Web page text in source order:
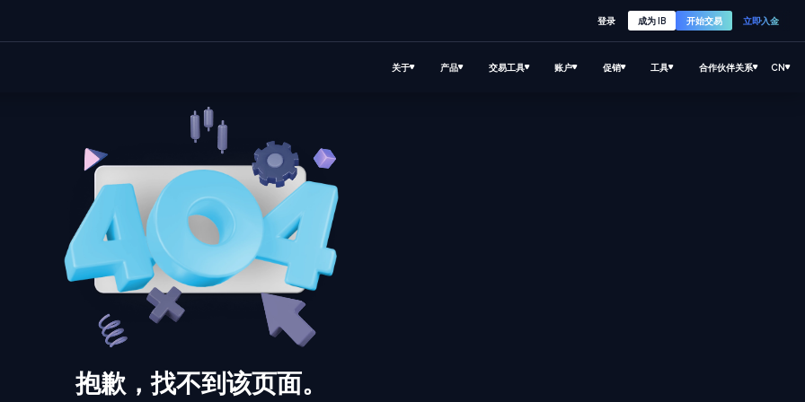
登录 成为 IB 开始交易 立即入金
关于 产品 交易工具 账户 促销 工具 合作伙伴关系 CN
抱歉，找不到该页面。